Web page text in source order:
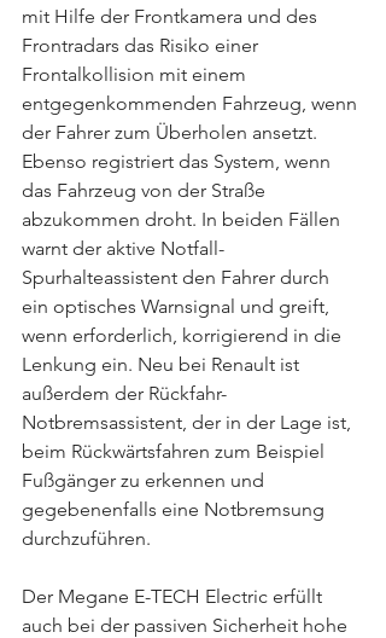
mit Hilfe der Frontkamera und des
Frontradars das Risiko einer
Frontalkollision mit einem
entgegenkommenden Fahrzeug, wenn
der Fahrer zum Überholen ansetzt.
Ebenso registriert das System, wenn
das Fahrzeug von der Straße
abzukommen droht. In beiden Fällen
warnt der aktive Notfall-
Spurhalteassistent den Fahrer durch
ein optisches Warnsignal und greift,
wenn erforderlich, korrigierend in die
Lenkung ein. Neu bei Renault ist
außerdem der Rückfahr-
Notbremsassistent, der in der Lage ist,
beim Rückwärtsfahren zum Beispiel
Fußgänger zu erkennen und
gegebenenfalls eine Notbremsung
durchzuführen.
Der Megane E-TECH Electric erfüllt
auch bei der passiven Sicherheit hohe